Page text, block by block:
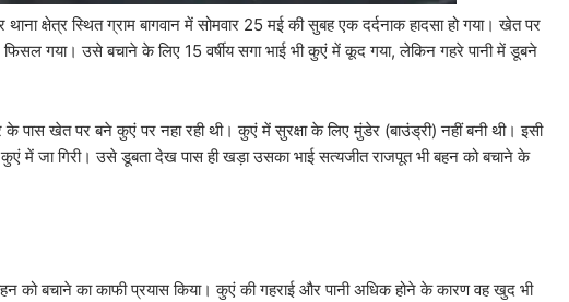
क्षेत्र स्थित ग्राम बागवान में सोमवार 25 मई की सुबह एक दर्दनाक हादसा हो गया। खेत पर
फिसल गया। उसे बचाने के लिए 15 वर्षीय सगा भाई भी कुएं में कूद गया, लेकिन गहरे पानी में डूबने
पास खेत पर बने कुएं पर नहा रही थी। कुएं में सुरक्षा के लिए मुंडेर (बाउंड्री) नहीं बनी थी। इसी
में जा गिरी। उसे डूबता देख पास ही खड़ा उसका भाई सत्यजीत राजपूत भी बहन को बचाने के
को बचाने का काफी प्रयास किया। कुएं की गहराई और पानी अधिक होने के कारण वह खुद भी